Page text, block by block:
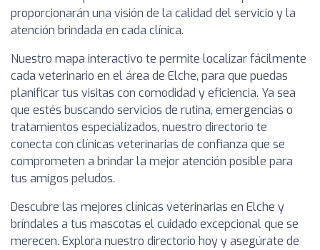
proporcionarán una visión de la calidad del servicio y la
atención brindada en cada clínica.
Nuestro mapa interactivo te permite localizar fácilmente
cada veterinario en el área de Elche, para que puedas
planificar tus visitas con comodidad y eficiencia. Ya sea
que estés buscando servicios de rutina, emergencias o
tratamientos especializados, nuestro directorio te
conecta con clínicas veterinarias de confianza que se
comprometen a brindar la mejor atención posible para
tus amigos peludos.
Descubre las mejores clínicas veterinarias en Elche y
bríndales a tus mascotas el cuidado excepcional que se
merecen. Explora nuestro directorio hoy y asegúrate de